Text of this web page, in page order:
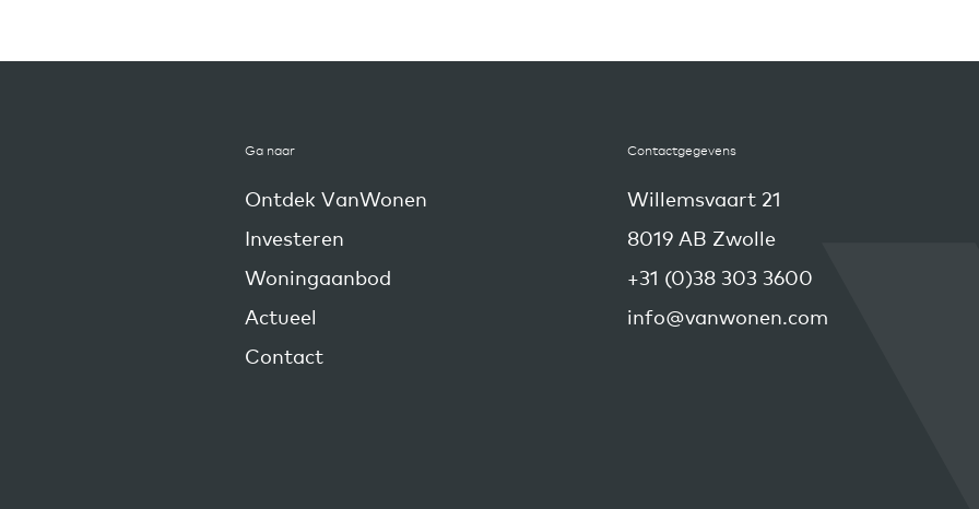
Ga naar
Ontdek VanWonen
Investeren
Woningaanbod
Actueel
Contact
Contactgegevens
Willemsvaart 21
8019 AB Zwolle
+31 (0)38 303 3600
info@vanwonen.com